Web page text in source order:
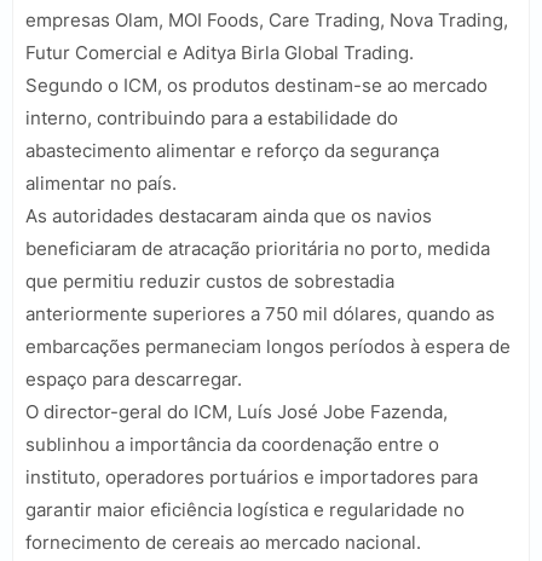
empresas Olam, MOI Foods, Care Trading, Nova Trading,
Futur Comercial e Aditya Birla Global Trading.
Segundo o ICM, os produtos destinam-se ao mercado
interno, contribuindo para a estabilidade do
abastecimento alimentar e reforço da segurança
alimentar no país.
As autoridades destacaram ainda que os navios
beneficiaram de atracação prioritária no porto, medida
que permitiu reduzir custos de sobrestadia
anteriormente superiores a 750 mil dólares, quando as
embarcações permaneciam longos períodos à espera de
espaço para descarregar.
O director-geral do ICM, Luís José Jobe Fazenda,
sublinhou a importância da coordenação entre o
instituto, operadores portuários e importadores para
garantir maior eficiência logística e regularidade no
fornecimento de cereais ao mercado nacional.